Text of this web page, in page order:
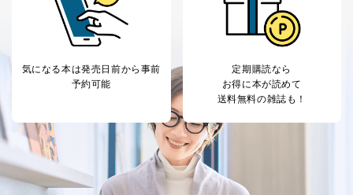
当社にお問合わせ
いただいた方の個
人情報
お問い合わせ対応、トラブル対
処、オペレーター教育など応対品
の確認のため
ｅメール等によるカスタマーQ＆A
サイトのサービス内容のご案内の
ｅメール等による商品、サービ
ス、キャンペーン等の広告に関す
るご案内のため
4
採用応募者の方の
個人情報
採用選考、ご連絡のため
気になる本は発売日前から事前
予約可能
定期購読なら
お得に本が読めて
送料無料の雑誌も！